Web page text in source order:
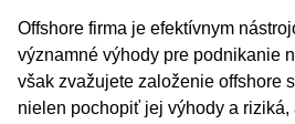
Offshore firma je efektívnym
významné výhody pre podnikanie
však zvažujete založenie offshore
nielen pochopiť jej výhody a